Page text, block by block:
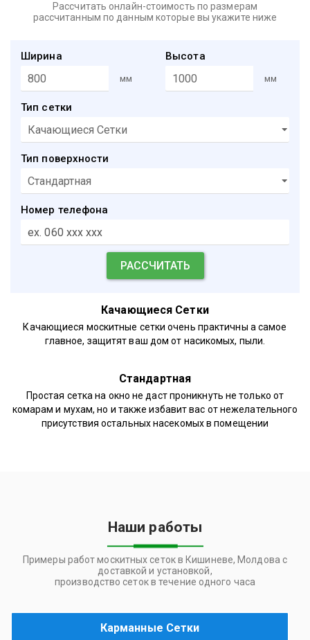
Рассчитать онлайн-стоимость по размерам
рассчитанным по данным которые вы укажите ниже
Ширина
мм
Высота
мм
Тип сетки
Тип поверхности
Номер телефона
Качающиеся Сетки
Качающиеся москитные сетки очень практичны а самое
главное, защитят ваш дом от насикомых, пыли.
Стандартная
Простая сетка на окно не даст проникнуть не только от
комарам и мухам, но и также избавит вас от нежелательного
присутствия остальных насекомых в помещении
Наши работы
Примеры работ москитных сеток в Кишиневе, Молдова с
доставкой и установкой,
производство сеток в течение одного часа
Карманные Сетки